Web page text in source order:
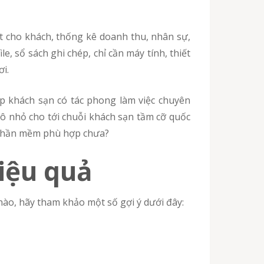
khách, thống kê doanh thu, nhân sự,
sổ sách ghi chép, chỉ cần máy tính, thiết
sạn có tác phong làm việc chuyên
nhỏ cho tới chuỗi khách sạn tầm cỡ quốc
mềm phù hợp chưa?
quả
hãy tham khảo một số gợi ý dưới đây: